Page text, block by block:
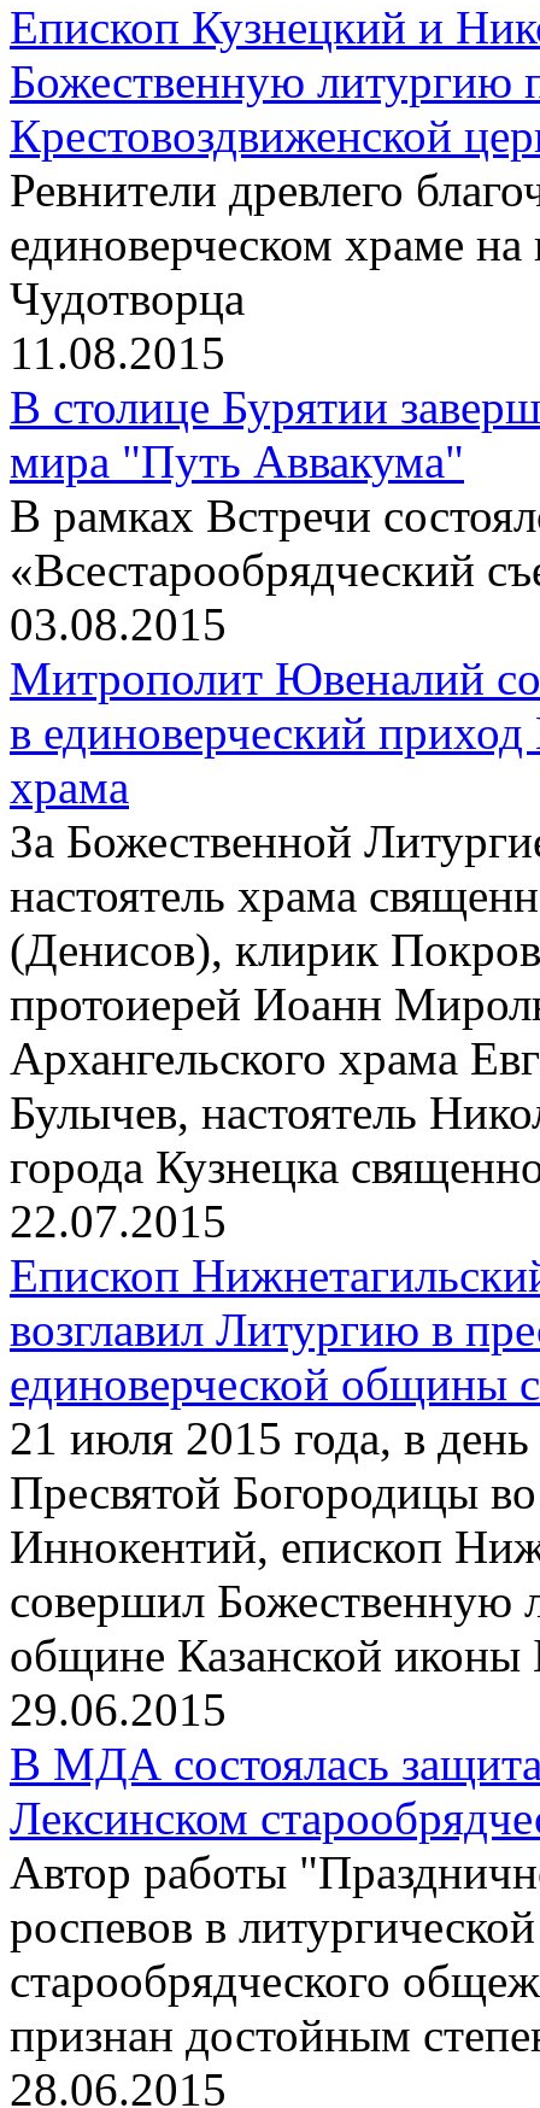
Епископ Кузнецкий и
Божественную литургию
Крестовоздвиженской
Ревнители древлего
единоверческом храме
Чудотворца
11.08.2015
В столице Бурятии
мира "Путь Аввакума"
В рамках Встречи
«Всестарообрядческий
03.08.2015
Митрополит Ювеналий
в единоверческий
храма
За Божественной
настоятель храма
(Денисов), клирик
протоиерей Иоанн
Архангельского храма
Булычев, настоятель
города Кузнецка
22.07.2015
Епископ
возглавил Литургию в
единоверческой общины
21 июля 2015 года, в
Пресвятой Богородицы
Иннокентий, епископ
совершил Божественную
общине Казанской
29.06.2015
В МДА состоялась
Лексинском
Автор работы
роспевов в
старообрядческого
признан достойным
28.06.2015